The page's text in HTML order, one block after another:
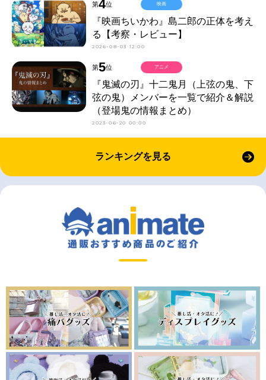
第4位
『映画ちいかわ』島二郎の正体を考え
る【考察・レビュー】
2026-08-03 12:00
映画
第5位
『鬼滅の刃』十二鬼月（上弦の鬼、下
弦の鬼）メンバーを一覧で紹介＆解説
（登場鬼の情報まとめ）
2023-06-20 00:00
アニメ
ランキングを見る